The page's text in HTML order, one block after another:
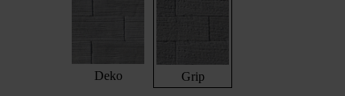
Deko Grip